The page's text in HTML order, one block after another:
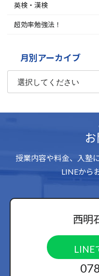
英検・漢検
超効率勉強法！
月別アーカイブ
授業内容や料金、入塾
LINEから
西明
LINE